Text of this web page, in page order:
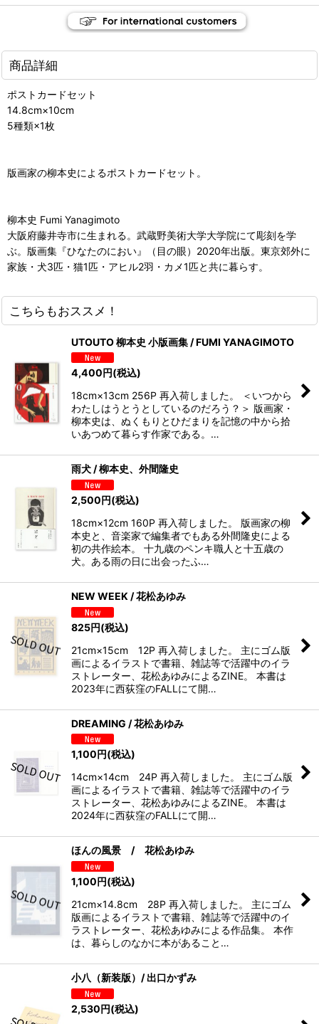
商品詳細
ポストカードセット
14.8cm×10cm
5種類×1枚
版画家の柳本史によるポストカードセット。
柳本史 Fumi Yanagimoto
大阪府藤井寺市に生まれる。武蔵野美術大学大学院にて彫刻を学
ぶ。版画集『ひなたのにおい』（目の眼）2020年出版。東京郊外に
家族・犬3匹・猫1匹・アヒル2羽・カメ1匹と共に暮らす。
こちらもおススメ！
UTOUTO 柳本史 小版画集 / FUMI YANAGIMOTO
4,400円(税込)
18cm×13cm 256P 再入荷しました。 ＜いつから
わたしはうとうとしているのだろう？＞ 版画家・
柳本史は、ぬくもりとひだまりを記憶の中から拾
いあつめて暮らす作家である。…
雨犬 / 柳本史、外間隆史
2,500円(税込)
18cm×12cm 160P 再入荷しました。 版画家の柳
本史と、音楽家で編集者でもある外間隆史による
初の共作絵本。 十九歳のペンキ職人と十五歳の
犬。ある雨の日に出会ったふ…
NEW WEEK / 花松あゆみ
825円(税込)
21cm×15cm 12P 再入荷しました。 主にゴム版
画によるイラストで書籍、雑誌等で活躍中のイラ
ストレーター、花松あゆみによるZINE。 本書は
2023年に西荻窪のFALLにて開…
DREAMING / 花松あゆみ
1,100円(税込)
14cm×14cm 24P 再入荷しました。 主にゴム版
画によるイラストで書籍、雑誌等で活躍中のイラ
ストレーター、花松あゆみによるZINE。 本書は
2024年に西荻窪のFALLにて開…
ほんの風景 / 花松あゆみ
1,100円(税込)
21cm×14.8cm 28P 再入荷しました。 主にゴム
版画によるイラストで書籍、雑誌等で活躍中のイ
ラストレーター、花松あゆみによる作品集。 本作
は、暮らしのなかに本があること…
小八（新装版）/ 出口かずみ
2,530円(税込)